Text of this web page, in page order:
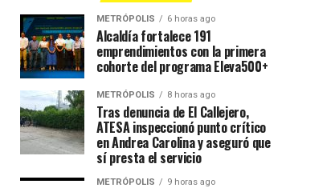
METRÓPOLIS 6 horas ago
Alcaldía fortalece 191
emprendimientos con la primera
cohorte del programa Eleva500+
METRÓPOLIS 8 horas ago
Tras denuncia de El Callejero,
ATESA inspeccionó punto crítico
en Andrea Carolina y aseguró que
sí presta el servicio
METRÓPOLIS 9 horas ago